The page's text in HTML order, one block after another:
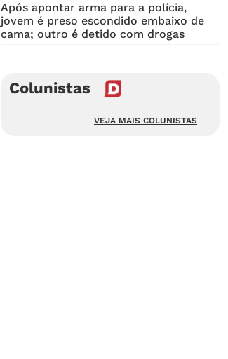
Após apontar arma para a polícia,
jovem é preso escondido embaixo de
cama; outro é detido com drogas
Colunistas
VEJA MAIS COLUNISTAS